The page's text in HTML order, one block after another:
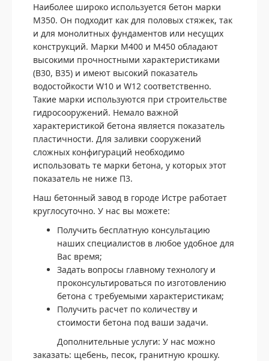
Наиболее широко используется бетон марки
М350. Он подходит как для половых стяжек, так
и для монолитных фундаментов или несущих
конструкций. Марки М400 и М450 обладают
высокими прочностными характеристиками
(В30, В35) и имеют высокий показатель
водостойкости W10 и W12 соответственно.
Такие марки используются при строительстве
гидросооружений. Немало важной
характеристикой бетона является показатель
пластичности. Для заливки сооружений
сложных конфигураций необходимо
использовать те марки бетона, у которых этот
показатель не ниже П3.
Наш бетонный завод в городе Истре работает
круглосуточно. У нас вы можете:
Получить бесплатную консультацию
наших специалистов в любое удобное для
Вас время;
Задать вопросы главному технологу и
проконсультироваться по изготовлению
бетона с требуемыми характеристикам;
Получить расчет по количеству и
стоимости бетона под ваши задачи.
Дополнительные услуги: У нас можно
заказать: щебень, песок, гранитную крошку.